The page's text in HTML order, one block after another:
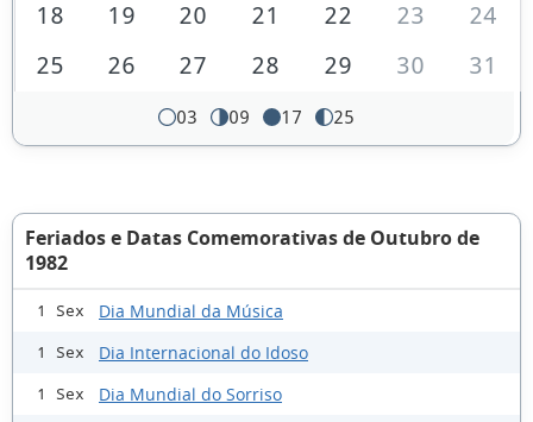
18
19 20 21 22 23
24
25
26 27 28 29 30 31
03 09 17 25
Feriados e Datas Comemorativas de Outubro de
1982
1 Sex Dia Mundial da Música
1 Sex Dia Internacional do Idoso
1 Sex Dia Mundial do Sorriso